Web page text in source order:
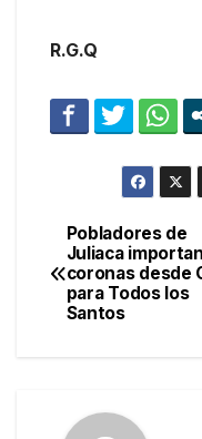
R.G.Q
de
Pobladores de
Juliaca importan
coronas desde
para Todos los
Santos